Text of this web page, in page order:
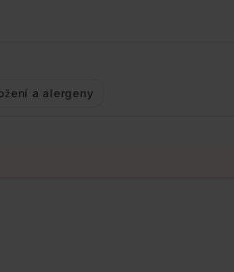
a alergeny